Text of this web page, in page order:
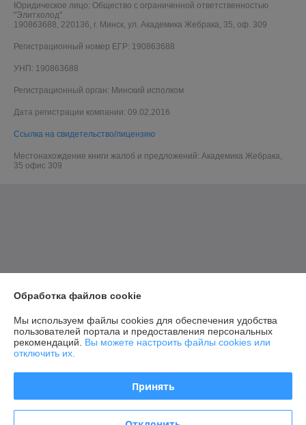
Юридическое лицо: Общество с ограниченной ответственностью
"Элитхолод"
190863688, 220136, г. Минск, ул. Академика Жебрака, 35, оф. 309
Регистрационный номер ЕГР: 190863688
УНП: 190863688
Регистрационный орган: Минский исполком
Дата регистрации компании: 09.02.2016
Ссылка на свидетельство/лицензию
Местонахождение книги жалоб и предложений: Академика Жебрака,
35 офис 309
Обработка файлов cookie
Мы используем файлы cookies для обеспечения удобства
пользователей портала и предоставления персональных
рекомендаций. Вы можете настроить файлы cookies или
отключить их.
Принять